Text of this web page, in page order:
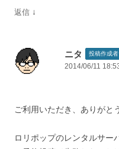
返信 ↓
ニタ 投稿作成者
2014/06/11
ご利用いただき、ありがと
ロリポップのレンタルサー